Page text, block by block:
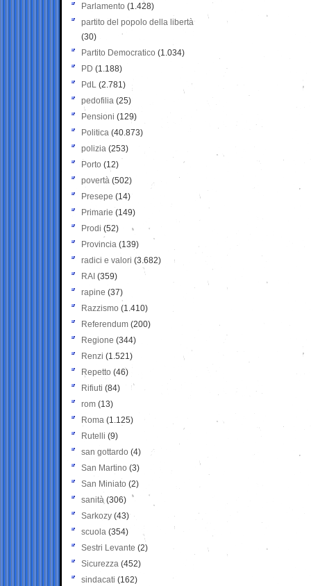
Parlamento (1.428)
partito del popolo della libertà
(30)
Partito Democratico (1.034)
PD (1.188)
PdL (2.781)
pedofilia (25)
Pensioni (129)
Politica (40.873)
polizia (253)
Porto (12)
povertà (502)
Presepe (14)
Primarie (149)
Prodi (52)
Provincia (139)
radici e valori (3.682)
RAI (359)
rapine (37)
Razzismo (1.410)
Referendum (200)
Regione (344)
Renzi (1.521)
Repetto (46)
Rifiuti (84)
rom (13)
Roma (1.125)
Rutelli (9)
san gottardo (4)
San Martino (3)
San Miniato (2)
sanità (306)
Sarkozy (43)
scuola (354)
Sestri Levante (2)
Sicurezza (452)
sindacati (162)